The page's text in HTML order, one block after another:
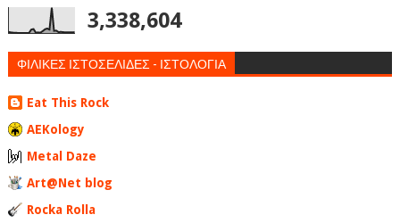
3,338,604
ΦΙΛΙΚΕΣ ΙΣΤΟΣΕΛΙΔΕΣ - ΙΣΤΟΛΟΓΙΑ
Eat This Rock
AEKology
Metal Daze
Art@Net blog
Rocka Rolla